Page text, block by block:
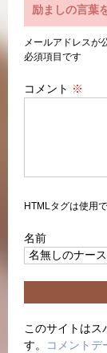
励ましの言葉
メールアドレスが
必須項目です
コメント ※
HTMLタグは使用
名前
このサイトはス
す。
コメントデ